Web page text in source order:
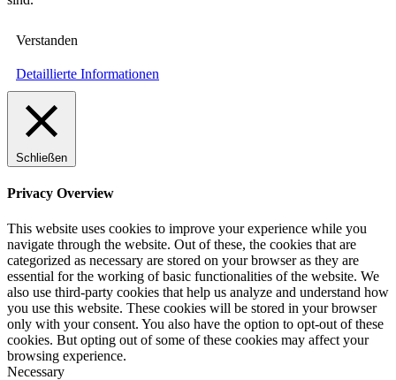
Verstanden
Detaillierte Informationen
Schließen
Privacy Overview
This website uses cookies to improve your experience while you
navigate through the website. Out of these, the cookies that are
categorized as necessary are stored on your browser as they are
essential for the working of basic functionalities of the website. We
also use third-party cookies that help us analyze and understand how
you use this website. These cookies will be stored in your browser
only with your consent. You also have the option to opt-out of these
cookies. But opting out of some of these cookies may affect your
browsing experience.
Necessary